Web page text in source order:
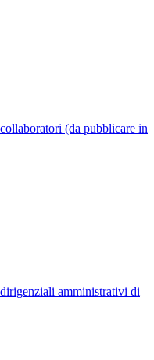
(da pubblicare in
amministrativi di